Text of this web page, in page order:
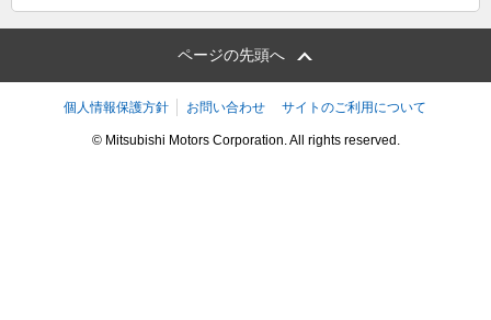
ページの先頭へ
個人情報保護方針 お問い合わせ サイトのご利用について
© Mitsubishi Motors Corporation. All rights reserved.